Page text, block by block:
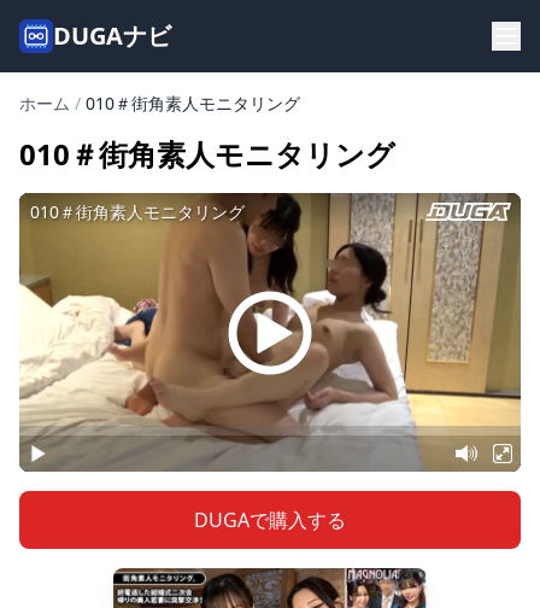
DUGAナビ
ホーム / 010＃街角素人モニタリング
010＃街角素人モニタリング
DUGAで購入する